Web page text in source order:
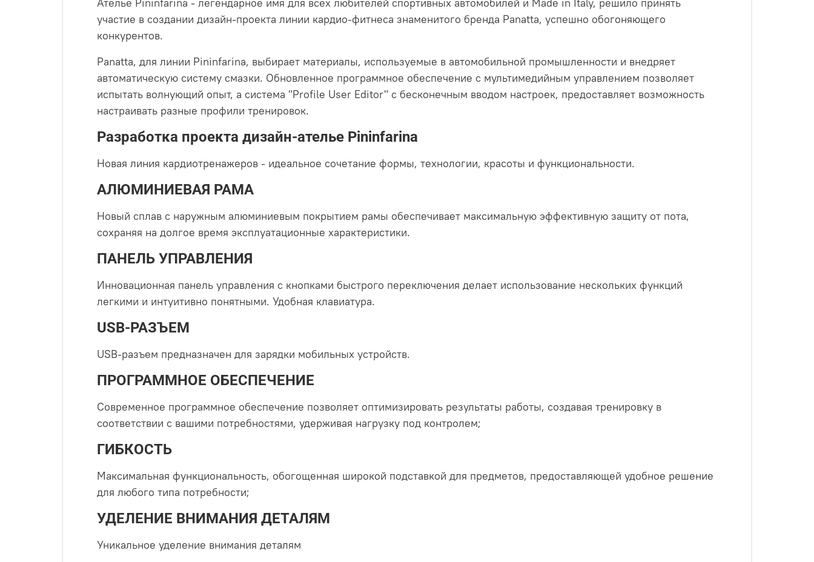
Ателье Pininfarina - легендарное имя для всех любителей спортивных автомобилей и Made in Italy, решило принять
участие в создании дизайн-проекта линии кардио-фитнеса знаменитого бренда Panatta, успешно обогоняющего
конкурентов.
Panatta, для линии Pininfarina, выбирает материалы, используемые в автомобильной промышленности и внедряет
автоматическую систему смазки. Обновленное программное обеспечение с мультимедийным управлением позволяет
испытать волнующий опыт, а система "Profile User Editor" с бесконечным вводом настроек, предоставляет возможность
настраивать разные профили тренировок.
Разработка проекта дизайн-ателье Pininfarina
Новая линия кардиотренажеров - идеальное сочетание формы, технологии, красоты и функциональности.
АЛЮМИНИЕВАЯ РАМА
Новый сплав с наружным алюминиевым покрытием рамы обеспечивает максимальную эффективную защиту от пота,
сохраняя на долгое время эксплуатационные характеристики.
ПАНЕЛЬ УПРАВЛЕНИЯ
Инновационная панель управления с кнопками быстрого переключения делает использование нескольких функций
легкими и интуитивно понятными. Удобная клавиатура.
USB-РАЗЪЕМ
USB-разъем предназначен для зарядки мобильных устройств.
ПРОГРАММНОЕ ОБЕСПЕЧЕНИЕ
Современное программное обеспечение позволяет оптимизировать результаты работы, создавая тренировку в
соответствии с вашими потребностями, удерживая нагрузку под контролем;
ГИБКОСТЬ
Максимальная функциональность, обогощенная широкой подставкой для предметов, предоставляющей удобное решение
для любого типа потребности;
УДЕЛЕНИЕ ВНИМАНИЯ ДЕТАЛЯМ
Уникальное уделение внимания деталям